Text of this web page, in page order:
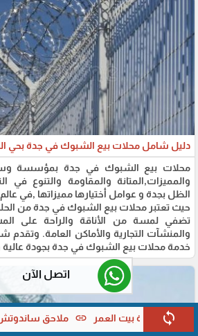
اتصل الآن
sync
ساندوتش بانل واسمنت بورد
دليل شامل محلات بيع الشبوك في جدة بحي
محلات بيع الشبوك في جدة بمؤسسة
والمميزات,المتانة والمقاومة والتنوع
الظل بجدة و عوامل أختيارها مميزاتها ,في
حيث تعتبر محلات بيع الشبوك في جدة من
تضفي لمسة من الأناقة والراحة على
والمنشآت التجارية والأماكن العامة.
خدمة محلات بيع الشبوك في جدة بجودة